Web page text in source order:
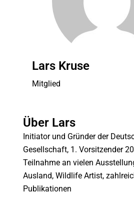
Lars Kruse
Mitglied
Über Lars
Initiator und Gründer der
Gesellschaft, 1. Vorsitzender
Teilnahme an vielen
Ausland, Wildlife Artist,
Publikationen